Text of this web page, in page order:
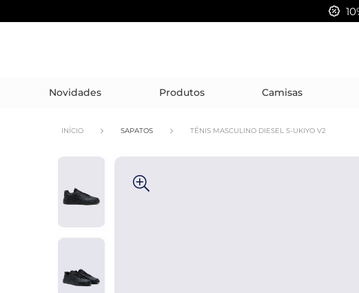
Novidades Produtos Camisas
INÍCIO SAPATOS TÊNIS MASCULINO DIESEL S-UKIYO V2